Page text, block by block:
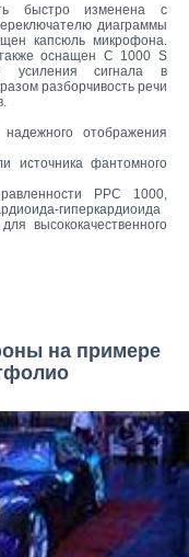
быстро изменена с
диаграммы
капсюль микрофона.
оснащен C 1000 S
усиления сигнала в
разборчивость речи
отображения
источника фантомного
РРС 1000,
гиперкардиоида
высококачественного
на примере